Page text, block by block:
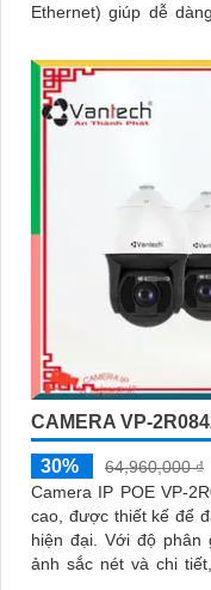
Ethernet) giúp dễ
CAMERA VP-
30%
64,960,000 ₫
Camera IP POE VP-
cao, được thiết kế để
hiện đại. Với độ phân giải 4MP, camera này cung cấp hình
ảnh sắc nét và chi